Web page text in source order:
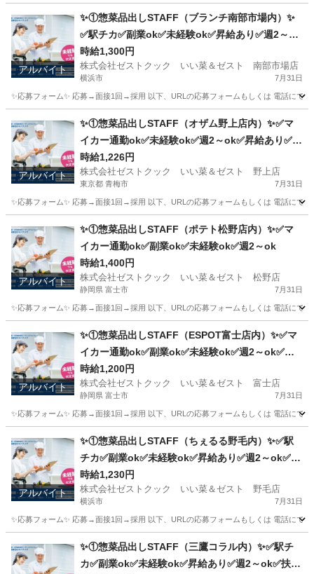
アルバイト
✨①惣菜品出しSTAFF（ブランチ南部市場内）✨
✅駅チカ✅副業ok✅未経験ok✅昇給あり✅週2～ok
✅扶養内ok
時給1,300円
株式会社ゼストクック いい菜＆ゼスト 南部市場店
横浜市 7月31日
✨応募フォーム✨ 応募→面接1回→採用 以下、URLの応募フォームもしくは 電話にて
キッチン
アルバイト
✨①惣菜品出しSTAFF（オザム野上店内）✨✅マ
イカー通勤ok✅未経験ok✅週2～ok✅昇給あり✅扶
養内ok
時給1,226円
株式会社ゼストクック いい菜＆ゼスト 野上店
東京都 青梅市 7月31日
✨応募フォーム✨ 応募→面接1回→採用 以下、URLの応募フォームもしくは 電話にて
キッチン スタッフ
アルバイト
✨①惣菜品出しSTAFF（ポテト松野店内）✨✅マ
イカー通勤ok✅副業ok✅未経験ok✅週2～ok
時給1,400円
株式会社ゼストクック いい菜＆ゼスト 松野店
静岡県 富士市 7月31日
✨応募フォーム✨ 応募→面接1回→採用 以下、URLの応募フォームもしくは 電話にて
キッチン ポテト
アルバイト
✨①惣菜品出しSTAFF（ESPOT富士店内）✨✅マ
イカー通勤ok✅副業ok✅未経験ok✅週2～ok✅昇
給あり✅扶養内ok
時給1,200円
株式会社ゼストクック いい菜＆ゼスト 富士店
静岡県 富士市 7月31日
✨応募フォーム✨ 応募→面接1回→採用 以下、URLの応募フォームもしくは 電話にて
キッチン スタッフ
アルバイト
✨①惣菜品出しSTAFF（ちぇるる野毛内）✨✅駅
チカ✅副業ok✅未経験ok✅昇給あり✅週2～ok✅扶
養内ok
時給1,230円
株式会社ゼストクック いい菜＆ゼスト 野毛店
横浜市 7月31日
✨応募フォーム✨ 応募→面接1回→採用 以下、URLの応募フォームもしくは 電話にて
キッチン
✨①惣菜品出しSTAFF（三鷹コラル内）✨✅駅チ
カ✅副業ok✅未経験ok✅昇給あり✅週2～ok✅扶養